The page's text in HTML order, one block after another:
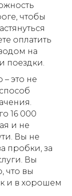
чтобы
оплатить
на
поездки.
это не
16 000
и не
Вы не
пробки, за
Вы
что вы
и в хорошем